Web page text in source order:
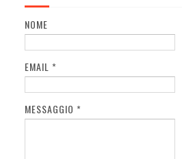
NOME
EMAIL *
MESSAGGIO *